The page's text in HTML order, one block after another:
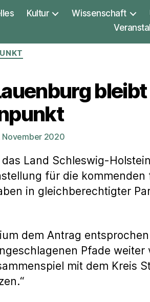
Kultur Wissenschaft
bleibt
November 2020
Land Schleswig-
für die
in gleichberechtigter
dem Antrag
Pfade weiter
mit dem Kreis